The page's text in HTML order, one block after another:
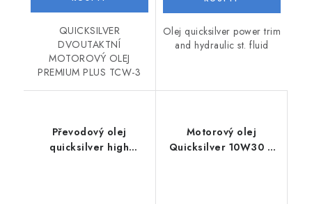
QUICKSILVER
DVOUTAKTNÍ
MOTOROVÝ OLEJ
PREMIUM PLUS TCW-3
Olej quicksilver power trim
and hydraulic st. fluid
Převodový olej
quicksilver high
Motorový olej
Quicksilver 10W30 4